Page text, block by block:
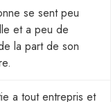
se sent peu
et a peu de
la part de son
a tout entrepris et